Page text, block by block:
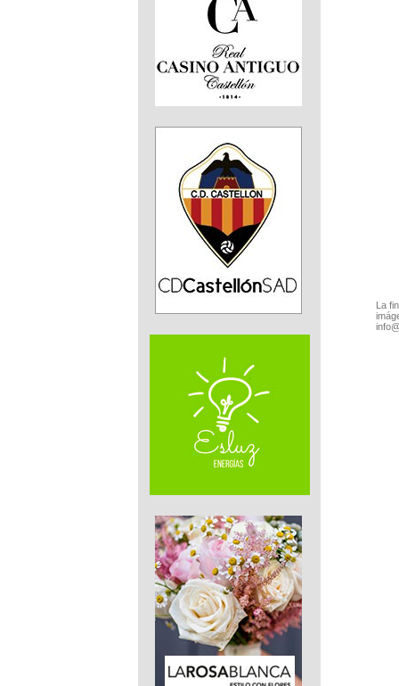
La